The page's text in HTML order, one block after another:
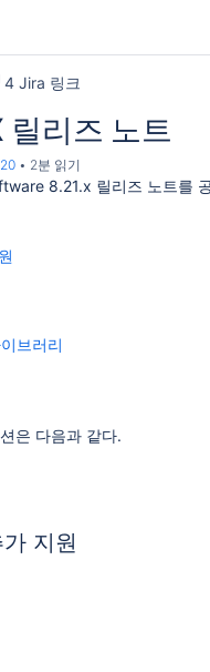
4 Jira 링크
리즈 노트
2분 읽기
8.21.x 릴리즈 노트를
브러리
은 다음과 같다.
지원